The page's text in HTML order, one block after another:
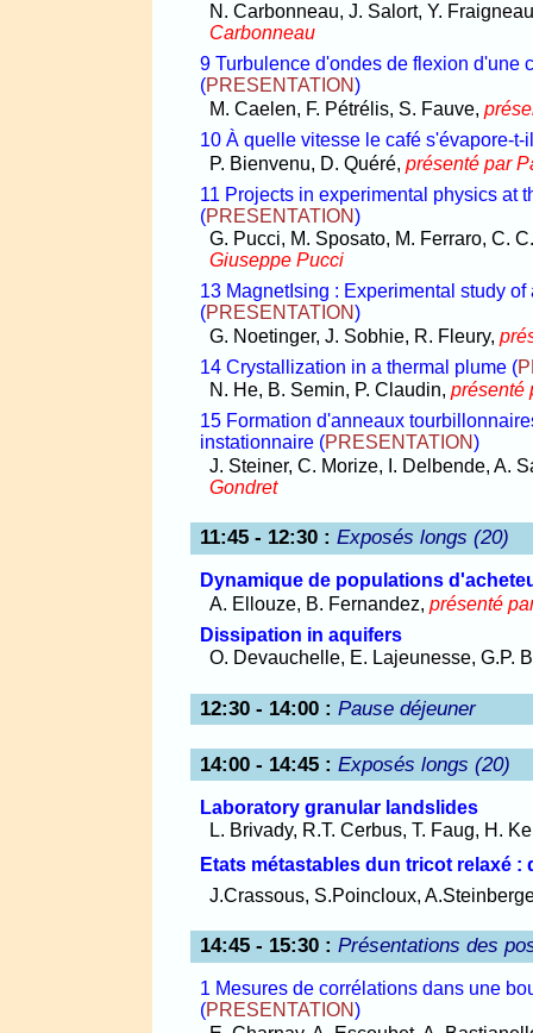
N. Carbonneau, J. Salort, Y.
Carbonneau
9 Turbulence d'ondes de flexion d'une
(PRESENTATION)
M. Caelen, F. Pétrélis, S. Fauve,
10 À quelle vitesse le café s'évapore-t-
P. Bienvenu, D. Quéré, présenté par
11 Projects in experimental physics at
(PRESENTATION)
G. Pucci, M. Sposato, M. Ferraro, C.
Giuseppe Pucci
13 MagnetIsing : Experimental study
(PRESENTATION)
G. Noetinger, J. Sobhie, R. Fleury,
14 Crystallization in a thermal plume (
N. He, B. Semin, P. Claudin, présenté
15 Formation d'anneaux
instationnaire (PRESENTATION)
J. Steiner, C. Morize, I. Delbende, A.
Gondret
11:45 - 12:30 :Exposés longs (20)
Dynamique de populations
A. Ellouze, B. Fernandez, présenté
Dissipation in aquifers
O. Devauchelle, E. Lajeunesse, G.P.
12:30 - 14:00 :Pause déjeuner
14:00 - 14:45 :Exposés longs (20)
Laboratory granular landslides
L. Brivady, R.T. Cerbus, T. Faug, H.
Etats métastables dun tricot relaxé
J.Crassous, S.Poincloux,
14:45 - 15:30 :Présentations des
1 Mesures de corrélations dans une
(PRESENTATION)